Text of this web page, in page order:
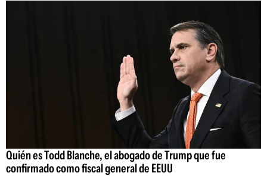
Quién es Todd Blanche, el abogado de Trump que fue
confirmado como fiscal general de EEUU